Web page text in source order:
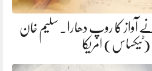
آواز کا روپ دھارا. سلیم خان
امریکا